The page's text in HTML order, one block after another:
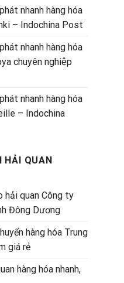
nhanh hàng hóa
– Indochina Post
nhanh hàng hóa
chuyên nghiệp
nhanh hàng hóa
– Indochina
HẢI QUAN
hải quan Công ty
Đông Dương
hàng hóa Trung
giá rẻ
hàng hóa nhanh,